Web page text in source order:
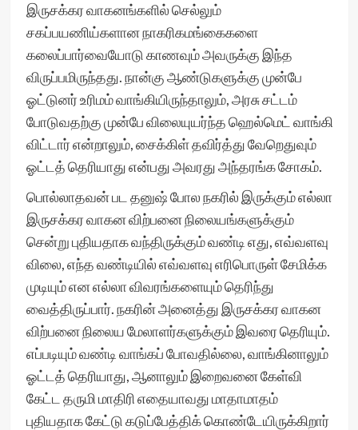
இருசக்கர வாகனங்களில் செல்லும்
சகப்பயணிய்களான நாகரிகமங்கைகளை
கலைப்பார்வையோடு காணவும் அவருக்கு இந்த
விருப்பமிருந்தது. நான்கு ஆண்டுகளுக்கு முன்பே
ஓட்டுனர் உரிமம் வாங்கியிருந்தாலும், அரசு சட்டம்
போடுவதற்கு முன்பே விலையுயர்ந்த ஹெல்மெட் வாங்கி
விட்டார் என்றாலும், சைக்கிள் தவிர்த்து வேறெதுவும்
ஓட்டத் தெரியாது என்பது அவரது அந்தரங்க சோகம்.
பொல்லாதவன் பட தனுஷ் போல நகரில் இருக்கும் எல்லா
இருசக்கர வாகன விற்பனை நிலையங்களுக்கும்
சென்று புதியதாக வந்திருக்கும் வண்டி எது, எவ்வளவு
விலை, எந்த வண்டியில் எவ்வளவு எரிபொருள் சேமிக்க
முடியும் என எல்லா விவரங்களையும் தெரிந்து
வைத்திருப்பார். நகரின் அனைத்து இருசக்கர வாகன
விற்பனை நிலைய மேலாளர்களுக்கும் இவரை தெரியும்.
எப்படியும் வண்டி வாங்கப் போவதில்லை, வாங்கினாலும்
ஓட்டத் தெரியாது, ஆனாலும் இறைவனை கேள்வி
கேட்ட தருமி மாதிரி எதையாவது மாதாமாதம்
புதியதாக கேட்டு கடுப்பேத்திக் கொண்டேயிருக்கிறார்